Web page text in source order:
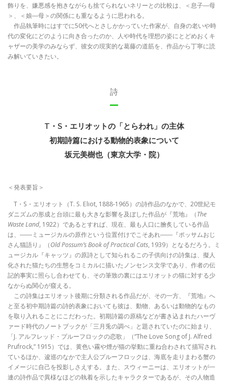
飾りを、嫌悪感を抱きながらも捨てられないネリーとの比較は、＜息子―母
＞、＜娘―母＞の関係にも重なるように思われる。
作品執筆時にはすでに50代へとさしかかっていた作家が、自身の老いや時
代の変化にどのように向き合ったのか、人や時代を理想の姿にとどめおくキ
ャザーの美学のみならず、彼女の現実的な葛藤の道筋を、作品から丁寧に読
み解いていきたい。
詩
T・S・エリオットの「とらわれ」の主体
初期詩篇における動物的表象について
坂元美樹也（東京大学・院）
＜発表要旨＞
T・S・エリオット（T. S. Eliot, 1888-1965）の詩作品のなかで、20世紀モ
ダニズムの形成と台頭に最も大きな影響を及ぼした作品が『荒地』（The
Waste Land, 1922）であるとすれば、現在、最も人口に膾炙している作品
は、――ミュージカルの原作という位置付けでこそあれ――『ポッサムおじ
さん猫語り』（Old Possum’s Book of Practical Cats, 1939）となるだろう。ミ
ュージカル『キャッツ』の原詩として知られるこの子供向けの詩集は、擬人
化された猫たちの生態をコミカルに描いたノンセンス文学であり、作者の伝
記的事実に照らし合わせても、その筆致の裏にはエリオットの猫に対する少
なからぬ関心が窺える。
この詩集はエリオット後期に分類される作品だが、その一方、『荒地』へ
と至る初中期詩篇の詩的表象においても彼は、動物、あるいは動物的なもの
を取り入れることにこだわった。初期詩篇の原稿などが書き込まれたハーヴ
ァード時代のノートブックが「三月兎の調べ」と題されていたのに始まり、
「J. アルフレッド・プルーフロックの恋歌」（“The Love Song of J. Alfred
Prufrock,” 1915）では、黄色い霧や煙が猫の挙動に重ね合わされて描写され
ているほか、逡巡のなかで主人公プルーフロックは、海底を走りまわる蟹の
イメージに自己を投影しさえする。また、スウィーニーは、エリオットが一
連の詩作品で異様なほどの執着を示したキャラクターであるが、その人物造